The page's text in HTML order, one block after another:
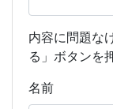
内容に問題な
る」ボタンを
名前